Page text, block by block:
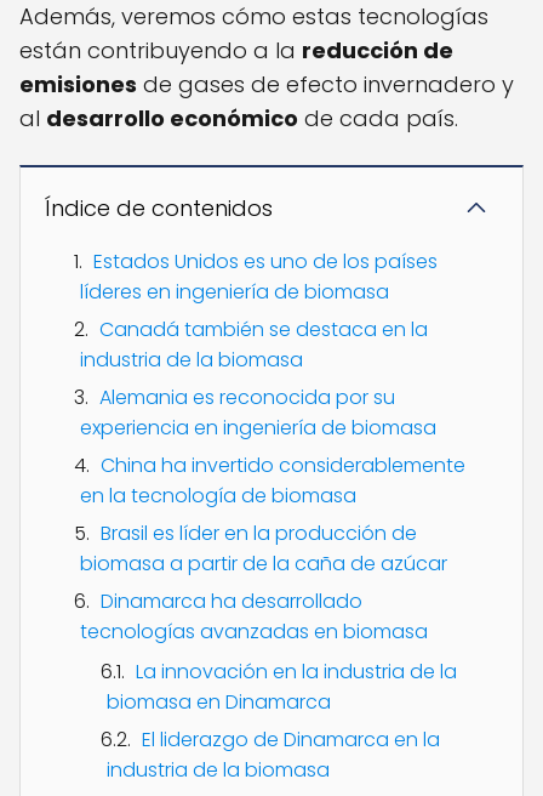
Además, veremos cómo estas tecnologías
están contribuyendo a la reducción de
emisiones de gases de efecto invernadero y
al desarrollo económico de cada país.
Índice de contenidos
Estados Unidos es uno de los países
líderes en ingeniería de biomasa
Canadá también se destaca en la
industria de la biomasa
Alemania es reconocida por su
experiencia en ingeniería de biomasa
China ha invertido considerablemente
en la tecnología de biomasa
Brasil es líder en la producción de
biomasa a partir de la caña de azúcar
Dinamarca ha desarrollado
tecnologías avanzadas en biomasa
La innovación en la industria de la
biomasa en Dinamarca
El liderazgo de Dinamarca en la
industria de la biomasa